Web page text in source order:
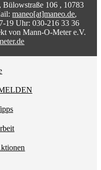
106 , 10783
maneo[at]maneo.de,
19 Uhr: 030-216 33 36
von Mann-O-Meter e.V.